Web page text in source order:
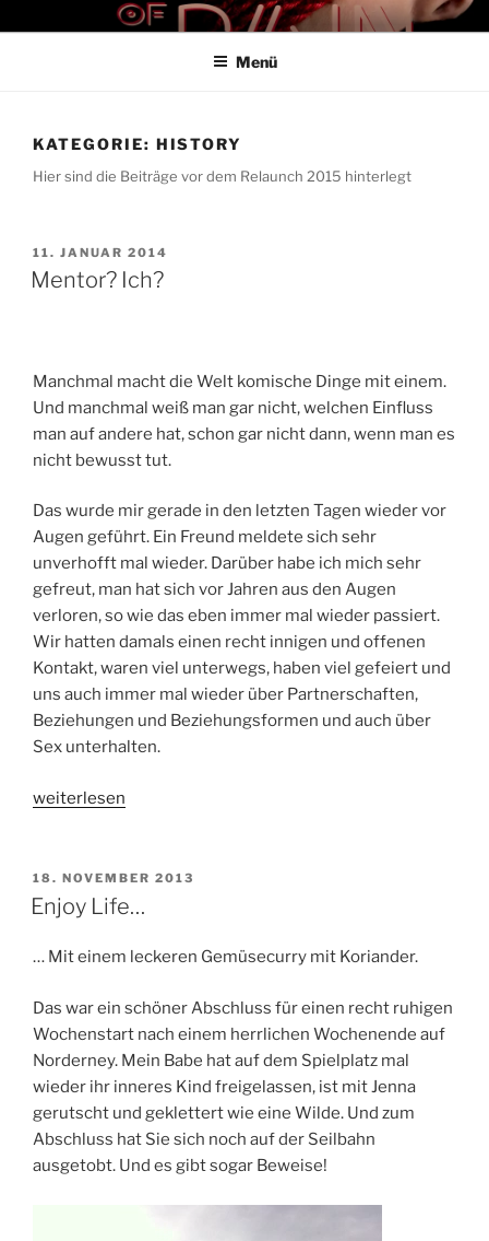
InhaltTHE ART OF PAIN
Der Blog für BDSM und Kinky Lifestyle
Menü
KATEGORIE: HISTORY
Hier sind die Beiträge vor dem Relaunch 2015 hinterlegt
VERÖFFENTLICHT
AM
11. JANUAR 2014
Mentor? Ich?
Manchmal macht die Welt komische Dinge mit einem.
Und manchmal weiß man gar nicht, welchen Einfluss
man auf andere hat, schon gar nicht dann, wenn man es
nicht bewusst tut.
Das wurde mir gerade in den letzten Tagen wieder vor
Augen geführt. Ein Freund meldete sich sehr
unverhofft mal wieder. Darüber habe ich mich sehr
gefreut, man hat sich vor Jahren aus den Augen
verloren, so wie das eben immer mal wieder passiert.
Wir hatten damals einen recht innigen und offenen
Kontakt, waren viel unterwegs, haben viel gefeiert und
uns auch immer mal wieder über Partnerschaften,
Beziehungen und Beziehungsformen und auch über
Sex unterhalten.
„Mentor?
weiterlesen
VERÖFFENTLICHT
AM
18. NOVEMBER 2013
Enjoy Life…
… Mit einem leckeren Gemüsecurry mit Koriander.
Das war ein schöner Abschluss für einen recht ruhigen
Wochenstart nach einem herrlichen Wochenende auf
Norderney. Mein Babe hat auf dem Spielplatz mal
wieder ihr inneres Kind freigelassen, ist mit Jenna
gerutscht und geklettert wie eine Wilde. Und zum
Abschluss hat Sie sich noch auf der Seilbahn
ausgetobt. Und es gibt sogar Beweise!